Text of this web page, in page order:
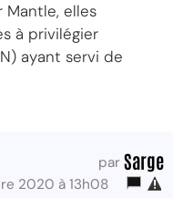
elles
à privilégier
ayant servi de
par Sarge
2020 à 13h08